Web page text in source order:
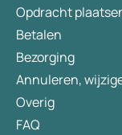
Opdracht
Betalen
Bezorging
Annuleren,
Overig
FAQ